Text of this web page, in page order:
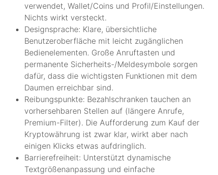
verwendet, Wallet/Coins und Profil/Einstellungen.
Nichts wirkt versteckt.
Designsprache: Klare, übersichtliche
Benutzeroberfläche mit leicht zugänglichen
Bedienelementen. Große Anruftasten und
permanente Sicherheits-/Meldesymbole sorgen
dafür, dass die wichtigsten Funktionen mit dem
Daumen erreichbar sind.
Reibungspunkte: Bezahlschranken tauchen an
vorhersehbaren Stellen auf (längere Anrufe,
Premium-Filter). Die Aufforderung zum Kauf der
Kryptowährung ist zwar klar, wirkt aber nach
einigen Klicks etwas aufdringlich.
Barrierefreiheit: Unterstützt dynamische
Textgrößenanpassung und einfache